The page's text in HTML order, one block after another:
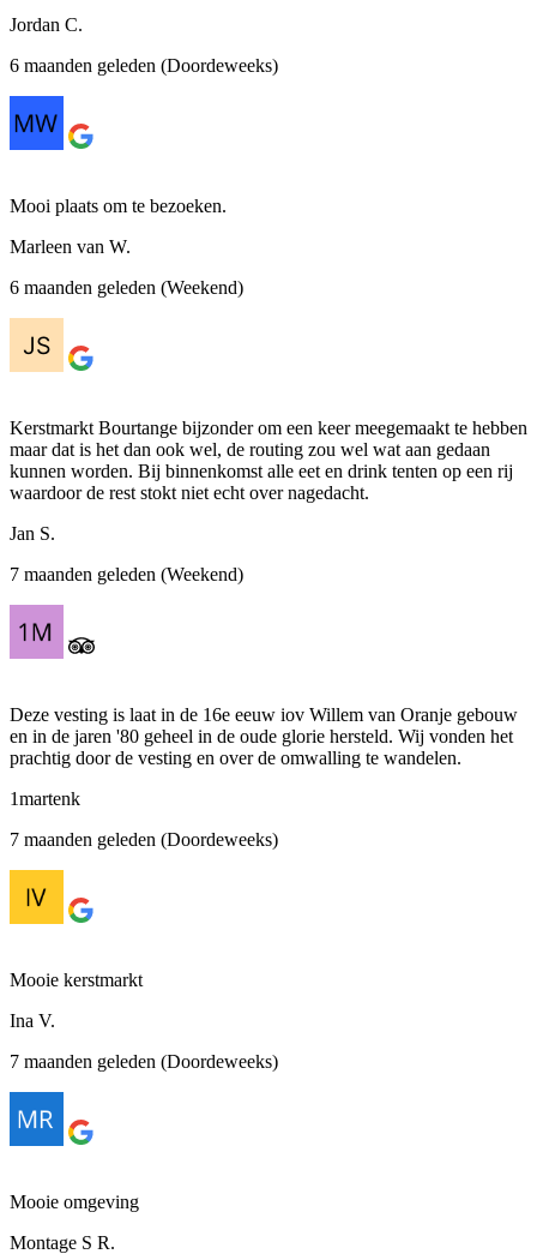
Jordan C.
6 maanden geleden (Doordeweeks)
Mooi plaats om te bezoeken.
Marleen van W.
6 maanden geleden (Weekend)
Kerstmarkt Bourtange bijzonder om een keer meegemaakt te hebben
maar dat is het dan ook wel, de routing zou wel wat aan gedaan
kunnen worden. Bij binnenkomst alle eet en drink tenten op een rij
waardoor de rest stokt niet echt over nagedacht.
Jan S.
7 maanden geleden (Weekend)
Deze vesting is laat in de 16e eeuw iov Willem van Oranje gebouw
en in de jaren '80 geheel in de oude glorie hersteld. Wij vonden het
prachtig door de vesting en over de omwalling te wandelen.
1martenk
7 maanden geleden (Doordeweeks)
Mooie kerstmarkt
Ina V.
7 maanden geleden (Doordeweeks)
Mooie omgeving
Montage S R.